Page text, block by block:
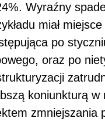
Wyraźny
miał
po
oraz po
koniunkturą
zmniejszania